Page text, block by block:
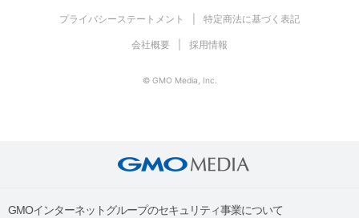
プライバシーステートメント 特定商法に基づく表記
会社概要 採用情報
© GMO Media, Inc.
GMOインターネットグループのセキュリティ事業について